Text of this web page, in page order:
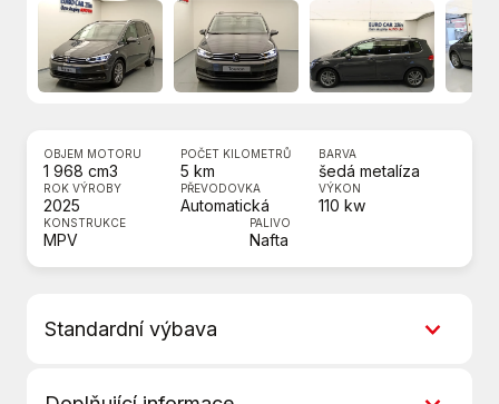
OBJEM MOTORU
1 968 cm3
POČET KILOMETRŮ
5 km
BARVA
šedá metalíza
ROK VÝROBY
2025
PŘEVODOVKA
Automatická
VÝKON
110 kw
KONSTRUKCE
MPV
PALIVO
Nafta
Standardní výbava